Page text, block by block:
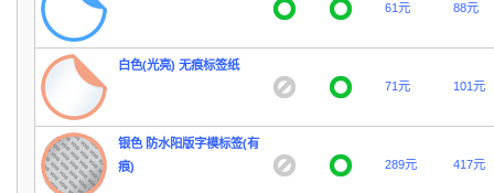
61元
88元
白色(光亮) 无痕标签纸
71元
101元
银色 防水阳版字模标签(有
痕)
289元 417元